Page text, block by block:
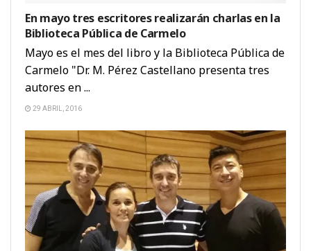
En mayo tres escritores realizarán charlas en la
Biblioteca Pública de Carmelo
Mayo es el mes del libro y la Biblioteca Pública de
Carmelo "Dr. M. Pérez Castellano presenta tres
autores en ...
29 ABRIL, 2016